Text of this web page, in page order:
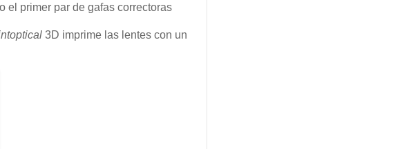
el primer par de gafas correctoras
3D imprime las lentes con un